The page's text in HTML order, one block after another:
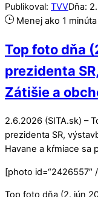
Publikoval: TVVDňa: 2.
Menej ako 1 minúta
Top foto dňa
prezidenta
Zátišie a
2.6.2026 (SITA.sk) –
prezidenta SR,
Havane a kŕmiace sa
[photo id=“2426557″
Top foto dňa (2. jún